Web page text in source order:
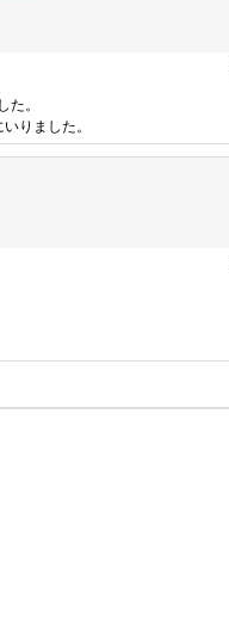
た。
りました。